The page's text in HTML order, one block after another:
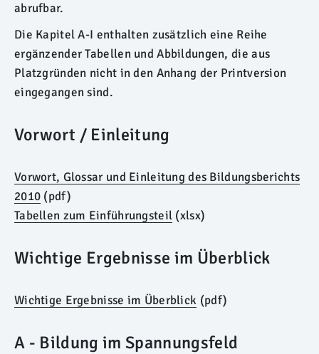
abrufbar.
Die Kapitel A-I enthalten zusätzlich eine Reihe
ergänzender Tabellen und Abbildungen, die aus
Platzgründen nicht in den Anhang der Printversion
eingegangen sind.
Vorwort / Einleitung
Vorwort, Glossar und Einleitung des Bildungsberichts
2010 (pdf)
Tabellen zum Einführungsteil (xlsx)
Wichtige Ergebnisse im Überblick
Wichtige Ergebnisse im Überblick (pdf)
A - Bildung im Spannungsfeld